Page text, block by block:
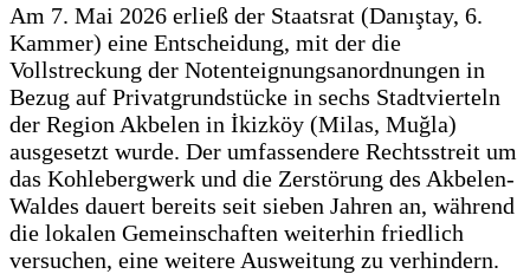
Am 7. Mai 2026 erließ der Staatsrat (Danıştay, 6.
Kammer) eine Entscheidung, mit der die
Vollstreckung der Notenteignungsanordnungen in
Bezug auf Privatgrundstücke in sechs Stadtvierteln
der Region Akbelen in İkizköy (Milas, Muğla)
ausgesetzt wurde. Der umfassendere Rechtsstreit um
das Kohlebergwerk und die Zerstörung des Akbelen-
Waldes dauert bereits seit sieben Jahren an, während
die lokalen Gemeinschaften weiterhin friedlich
versuchen, eine weitere Ausweitung zu verhindern.